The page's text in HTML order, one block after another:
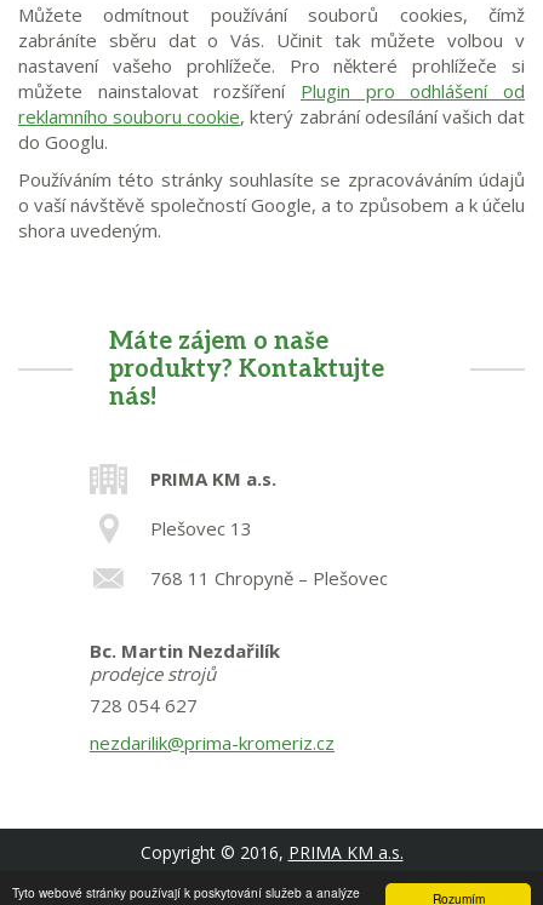
Rozumím
Tyto webové stránky používají k poskytování služeb a analýze
Můžete odmítnout používání souborů cookies, čímž
zabráníte sběru dat o Vás. Učinit tak můžete volbou v
nastavení vašeho prohlížeče. Pro některé prohlížeče si
můžete nainstalovat rozšíření Plugin pro odhlášení od
reklamního souboru cookie, který zabrání odesílání vašich dat
do Googlu.
Používáním této stránky souhlasíte se zpracováváním údajů
o vaší návštěvě společností Google, a to způsobem a k účelu
shora uvedeným.
Máte zájem o naše
produkty? Kontaktujte
nás!
PRIMA KM a.s.
Plešovec 13
768 11 Chropyně – Plešovec
Bc. Martin Nezdařilík
prodejce strojů
728 054 627
nezdarilik@prima-kromeriz.cz
Copyright © 2016, PRIMA KM a.s.
Podmínky užití